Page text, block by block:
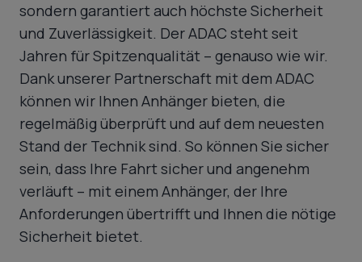
sondern garantiert auch höchste Sicherheit
und Zuverlässigkeit. Der ADAC steht seit
Jahren für Spitzenqualität – genauso wie wir.
Dank unserer Partnerschaft mit dem ADAC
können wir Ihnen Anhänger bieten, die
regelmäßig überprüft und auf dem neuesten
Stand der Technik sind. So können Sie sicher
sein, dass Ihre Fahrt sicher und angenehm
verläuft – mit einem Anhänger, der Ihre
Anforderungen übertrifft und Ihnen die nötige
Sicherheit bietet.